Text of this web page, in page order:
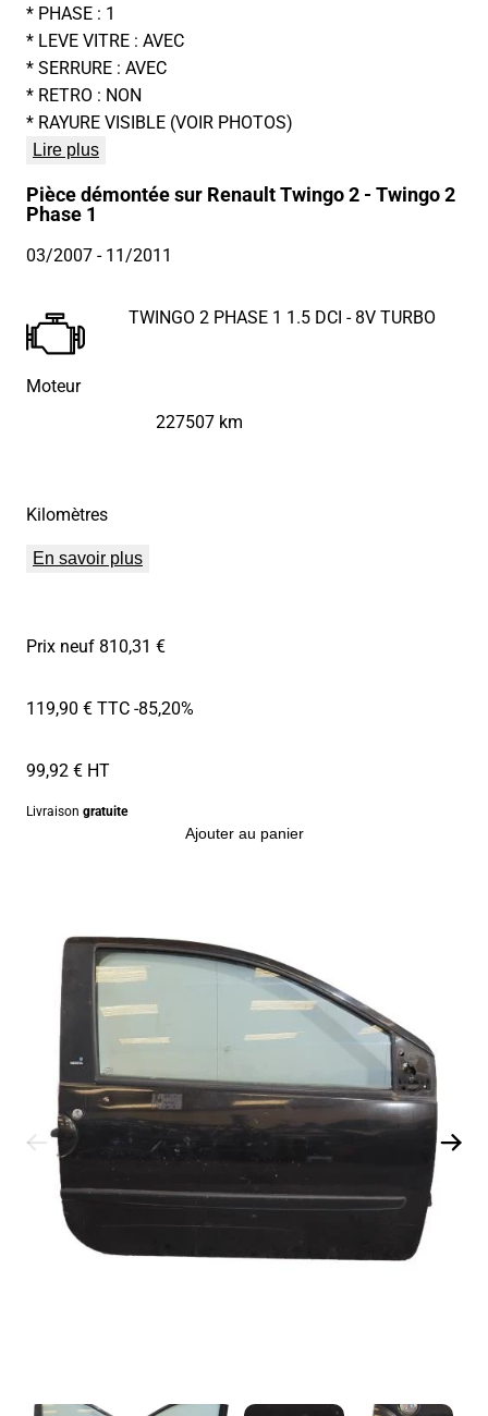
* PHASE : 1
* LEVE VITRE : AVEC
* SERRURE : AVEC
* RETRO : NON
* RAYURE VISIBLE (VOIR PHOTOS)
Lire plus
Pièce démontée sur Renault Twingo 2 - Twingo 2
Phase 1
03/2007- 11/2011
Moteur
TWINGO 2 PHASE 1 1.5 DCI - 8V TURBO
Kilomètres
227507 km
En savoir plus
Prix neuf 810,31 €
119,90 € TTC-85,20%
99,92 € HT
Livraison gratuite
Ajouter au panier